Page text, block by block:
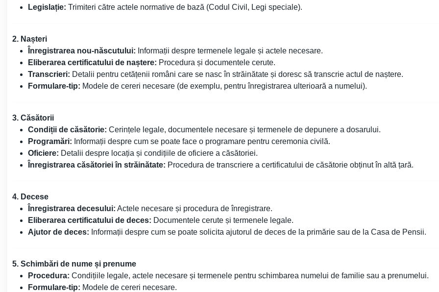
Legislație: Trimiteri către actele normative de bază (Codul Civil, Legi speciale).
2. Nașteri
Înregistrarea nou-născutului: Informații despre termenele legale și actele necesare.
Eliberarea certificatului de naștere: Procedura și documentele cerute.
Transcrieri: Detalii pentru cetățenii români care se nasc în străinătate și doresc să transcrie actul de naștere.
Formulare-tip: Modele de cereri necesare (de exemplu, pentru înregistrarea ulterioară a numelui).
3. Căsătorii
Condiții de căsătorie: Cerințele legale, documentele necesare și termenele de depunere a dosarului.
Programări: Informații despre cum se poate face o programare pentru ceremonia civilă.
Oficiere: Detalii despre locația și condițiile de oficiere a căsătoriei.
Înregistrarea căsătoriei în străinătate: Procedura de transcriere a certificatului de căsătorie obținut în altă țară.
4. Decese
Înregistrarea decesului: Actele necesare și procedura de înregistrare.
Eliberarea certificatului de deces: Documentele cerute și termenele legale.
Ajutor de deces: Informații despre cum se poate solicita ajutorul de deces de la primărie sau de la Casa de Pensii.
5. Schimbări de nume și prenume
Procedura: Condițiile legale, actele necesare și termenele pentru schimbarea numelui de familie sau a prenumelui.
Formulare-tip: Modele de cereri necesare.